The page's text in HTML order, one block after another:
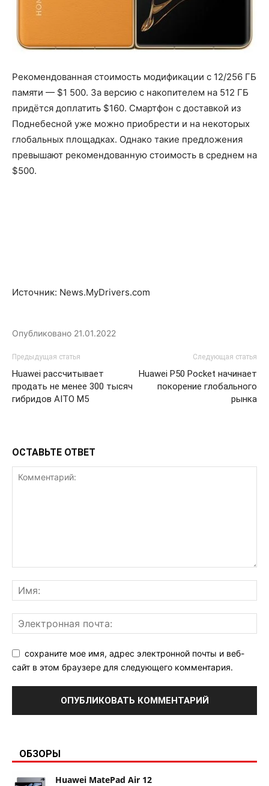
Рекомендованная стоимость модификации с 12/256 ГБ
памяти — $1 500. За версию с накопителем на 512 ГБ
придётся доплатить $160. Смартфон с доставкой из
Поднебесной уже можно приобрести и на некоторых
глобальных площадках. Однако такие предложения
превышают рекомендованную стоимость в среднем на
$500.
Источник: News.MyDrivers.com
Опубликовано 21.01.2022
Предыдущая статья
Huawei рассчитывает
продать не менее 300 тысяч
гибридов AITO M5
Следующая статья
Huawei P50 Pocket начинает
покорение глобального
рынка
ОСТАВЬТЕ ОТВЕТ
сохраните мое имя, адрес электронной почты и веб-
сайт в этом браузере для следующего комментария.
ОБЗОРЫ
Huawei MatePad Air 12